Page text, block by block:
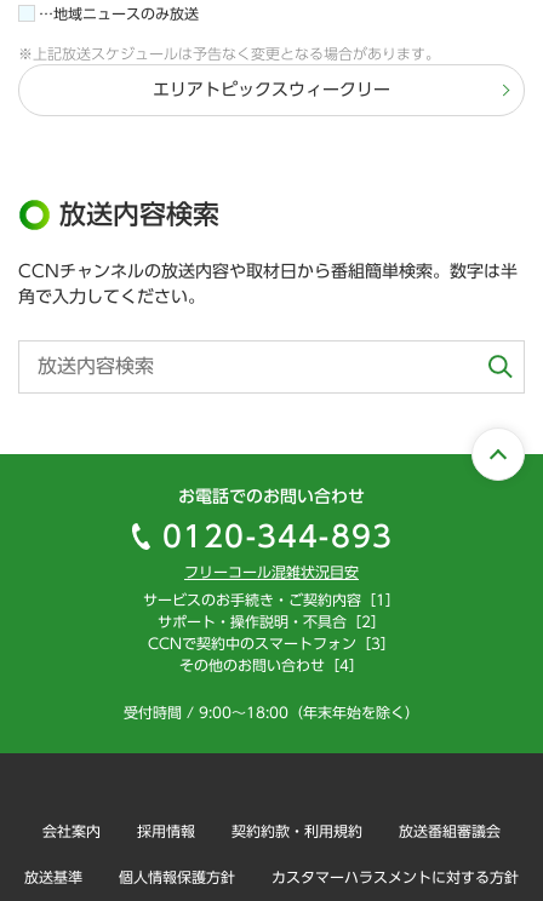
…地域ニュースのみ放送
※上記放送スケジュールは予告なく変更となる場合があります。
エリアトピックスウィークリー
放送内容検索
CCNチャンネルの放送内容や取材日から番組簡単検索。数字は半
角で入力してください。
お電話でのお問い合わせ
0120-344-893
フリーコール混雑状況目安
サービスのお手続き・ご契約内容［1］
サポート・操作説明・不具合［2］
CCNで契約中のスマートフォン［3］
その他のお問い合わせ［4］
受付時間 / 9:00～18:00（年末年始を除く）
会社案内 採用情報 契約約款・利用規約 放送番組審議会
放送基準 個人情報保護方針 カスタマーハラスメントに対する方針